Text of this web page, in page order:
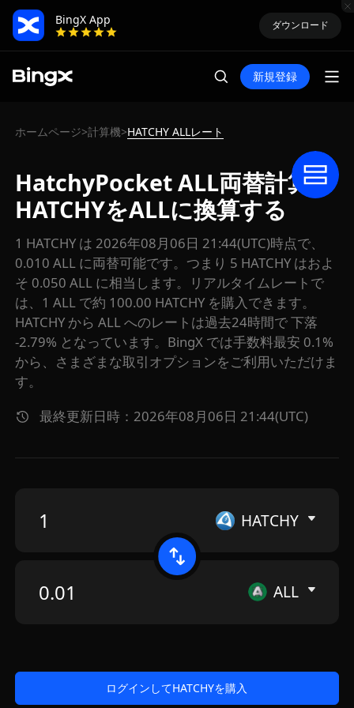
BingX App
ダウンロード
新規登録
ホームページ>計算機>HATCHY ALLレート
HatchyPocket ALL両替計算：
HATCHYをALLに換算する
1 HATCHY は 2026年08月06日 21:44(UTC)時点で、
0.010 ALL に両替可能です。つまり 5 HATCHY はおよ
そ 0.050 ALL に相当します。リアルタイムレートで
は、1 ALL で約 100.00 HATCHY を購入できます。
HATCHY から ALL へのレートは過去24時間で 下落
-2.79% となっています。BingX では手数料最安 0.1%
から、さまざまな取引オプションをご利用いただけま
す。
最終更新日時：2026年08月06日 21:44(UTC)
HATCHY
ALL
ログインしてHATCHYを購入